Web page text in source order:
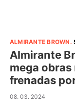
ALMIRANTE BROWN .
Almirante
mega
frenadas
08. 03. 2024